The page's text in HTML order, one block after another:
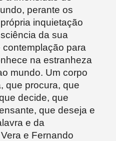
perante os
inquietação
da sua
para
na estranheza
mundo. Um corpo
que procura, que
decide, que
que deseja e
e da
e Fernando